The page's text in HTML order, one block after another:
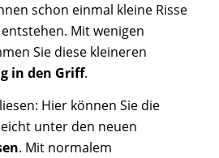
schon einmal kleine Risse
Mit wenigen
Sie diese kleineren
in den Griff.
Hier können Sie die
unter den neuen
. Mit normalem